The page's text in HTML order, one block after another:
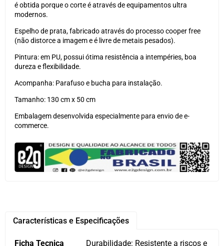
é obtida porque o corte é através de equipamentos ultra
modernos.
Espelho de prata, fabricado através do processo cooper free
(não distorce a imagem e é livre de metais pesados).
Pintura: em PU, possui ótima resistência a intempéries, boa
dureza e flexibilidade.
Acompanha: Parafuso e bucha para instalação.
Tamanho: 130 cm x 50 cm
Embalagem desenvolvida especialmente para envio de e-
commerce.
Características e Especificações
Ficha Tecnica Durabilidade: Resistente a riscos e